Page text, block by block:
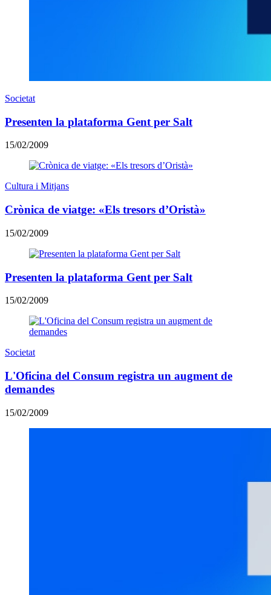
Societat
Presenten la plataforma Gent per Salt
15/02/2009
Cultura i Mitjans
Crònica de viatge: «Els tresors d’Oristà»
15/02/2009
Presenten la plataforma Gent per Salt
15/02/2009
Societat
L'Oficina del Consum registra un augment de
demandes
15/02/2009